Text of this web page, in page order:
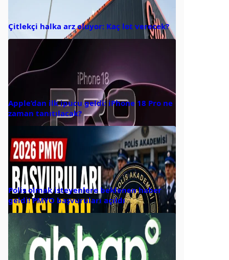
Çitlekçi halka arz oluyor: Kaç lot verecek?
Apple’dan ilk ipucu geldi: iPhone 18 Pro ne
zaman tanıtılacak?
Polis olmak isteyenlere beklenen haber
geldi! PMYO başvuruları açıldı